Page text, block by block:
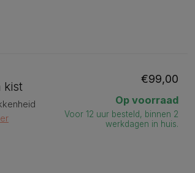
kist
€99,00
Op voorraad
Voor 12 uur besteld, binnen 2
werkdagen in huis.